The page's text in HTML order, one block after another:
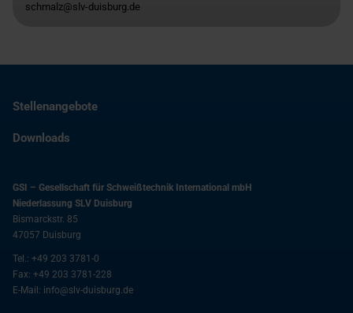
schmalz@slv-duisburg.de
Stellenangebote
Downloads
GSI – Gesellschaft für Schweißtechnik International mbH
Niederlassung SLV Duisburg
Bismarckstr. 85
47057 Duisburg
Tel.: +49 203 3781-0
Fax: +49 203 3781-228
E-Mail: info@slv-duisburg.de